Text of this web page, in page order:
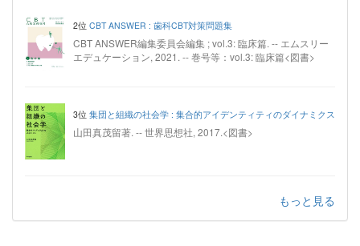
2位 CBT ANSWER : 歯科CBT対策問題集
CBT ANSWER編集委員会編集 ; vol.3: 臨床篇. -- エムスリー
エデュケーション, 2021. -- 巻号等：vol.3: 臨床篇<図書>
3位 集団と組織の社会学 : 集合的アイデンティティのダイナミクス
山田真茂留著. -- 世界思想社, 2017.<図書>
もっと見る